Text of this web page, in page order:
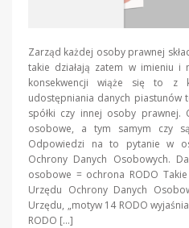
Zarząd każdej osoby prawnej
takie działają zatem w imieniu
konsekwencji wiąże się to z
udostępniania danych
spółki czy innej osoby prawnej.
osobowe, a tym samym czy
Odpowiedzi na to pytanie w
Ochrony Danych Osobowych.
osobowe = ochrona RODO
Urzędu Ochrony Danych
Urzędu, „motyw 14 RODO
RODO […]